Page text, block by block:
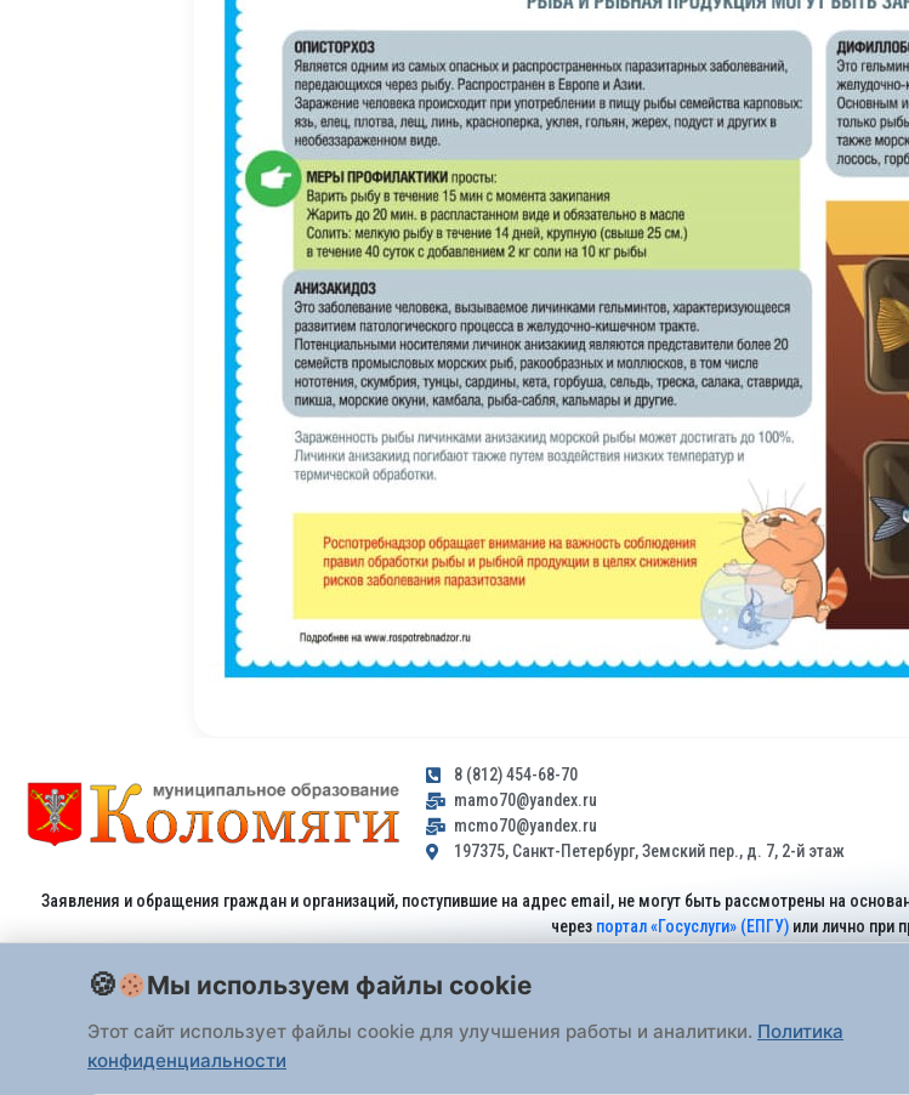
8 (812) 454-68-70
mamo70@yandex.ru
mcmo70@yandex.ru
197375, Санкт-Петербург, Земский пер., д. 7, 2-й этаж
Заявления и обращения граждан и организаций, поступившие на адрес email, не могут быть рассмотрены на
через портал «Госуслуги» (ЕПГУ)или лично при
Мы используем файлы cookie
Этот сайт использует файлы cookie для улучшения работы и аналитики. Политика
конфиденциальности